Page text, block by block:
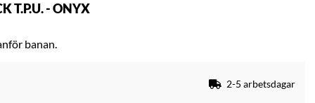
T.P.U. - ONYX
banan.
2-5 arbetsdagar